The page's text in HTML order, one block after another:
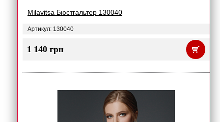
Milavitsa Бюстгальтер 130040
Артикул: 130040
1 140 грн